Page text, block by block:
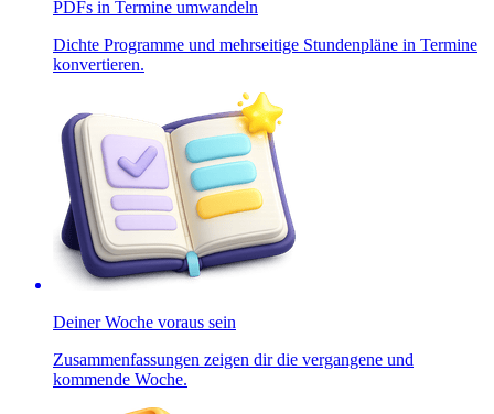
PDFs in Termine umwandeln
Dichte Programme und mehrseitige Stundenpläne in Termine
konvertieren.
Deiner Woche voraus sein
Zusammenfassungen zeigen dir die vergangene und
kommende Woche.